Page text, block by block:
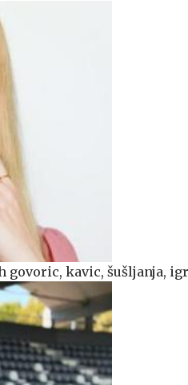
govoric, kavic, šušljanja,